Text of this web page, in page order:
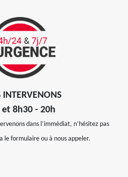
INTERVENONS
8h30 - 20h
dans l’immédiat, n’hésitez pas
le formulaire ou à nous appeler.